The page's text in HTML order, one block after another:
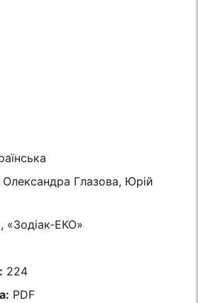
Олександра Глазова, Юрій
«Зодіак-ЕКО»
224
PDF